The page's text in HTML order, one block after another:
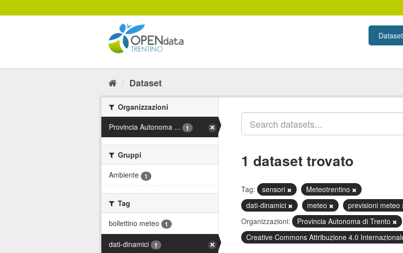
al
Dataset
Dataset
Organizzazioni
Provincia Autonoma ...
1
Gruppi
Ambiente
1
Tag
bollettino meteo
1
dati-dinamici 1
1 dataset trovato
Tag: sensori
Meteotrentino
dati-dinamici
meteo previsioni meteo
Organizzazioni:
Provincia Autonoma di Trento
Creative Commons Attribuzione 4.0